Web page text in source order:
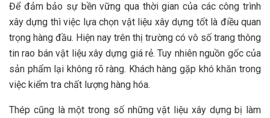
Để đảm bảo sự bền vững qua thời gian của các công trình
xây dựng thì việc lựa chọn vật liệu xây dựng tốt là điều quan
trọng hàng đầu. Hiện nay trên thị trường có vô số trang thông
tin rao bán vật liệu xây dựng giá rẻ. Tuy nhiên nguồn gốc của
sản phẩm lại không rõ ràng. Khách hàng gặp khó khăn trong
việc kiểm tra chất lượng hàng hóa.
Thép cũng là một trong số những vật liệu xây dựng bị làm